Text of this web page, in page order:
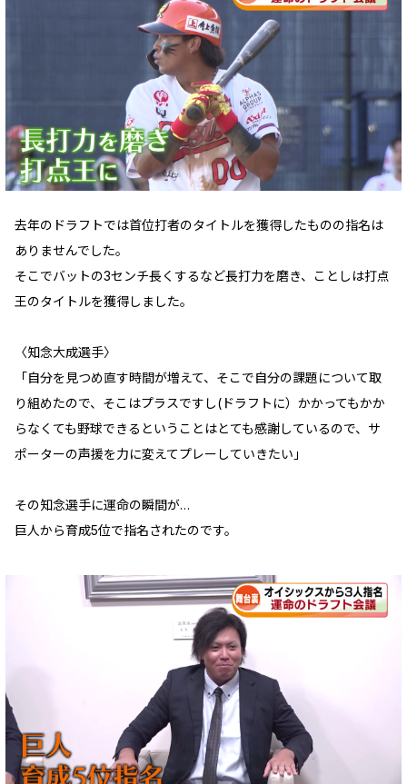
去年のドラフトでは首位打者のタイトルを獲得したものの指名は
ありませんでした。
そこでバットの3センチ長くするなど長打力を磨き、ことしは打点
王のタイトルを獲得しました。
〈知念大成選手〉
「自分を見つめ直す時間が増えて、そこで自分の課題について取
り組めたので、そこはプラスですし(ドラフトに）かかってもかか
らなくても野球できるということはとても感謝しているので、サ
ポーターの声援を力に変えてプレーしていきたい」
その知念選手に運命の瞬間が…
巨人から育成5位で指名されたのです。